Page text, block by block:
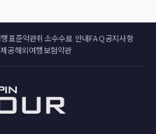
표준약관취소수수료 안내FAQ공지사항
공해외여행보험약관